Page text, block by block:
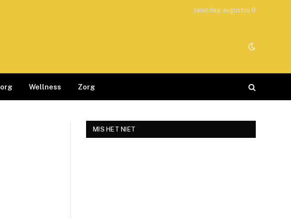
zaterdag, augustus 8
Wellness Zorg
MIS HET NIET